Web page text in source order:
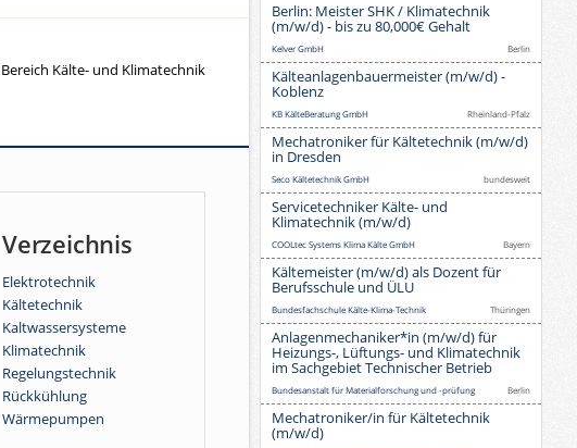
Kälte- und Klimatechnik
Verzeichnis
Elektrotechnik
Kältetechnik
Kaltwassersysteme
Klimatechnik
Regelungstechnik
Rückkühlung
Wärmepumpen
Berlin: Meister SHK / Klimatechnik
(m/w/d) - bis zu 80,000€ Gehalt
Kelver GmbH Berlin
Kälteanlagenbauermeister (m/w/d) -
Koblenz
KB KälteBeratung GmbH Rheinland-Pfalz
Mechatroniker für Kältetechnik (m/w/d)
in Dresden
Seco Kältetechnik GmbH bundesweit
Servicetechniker Kälte- und
Klimatechnik (m/w/d)
COOLtec Systems Klima Kälte GmbH Bayern
Kältemeister (m/w/d) als Dozent für
Berufsschule und ÜLU
Bundesfachschule Kälte-Klima-Technik Thüringen
Anlagenmechaniker*in (m/w/d) für
Heizungs-, Lüftungs- und Klimatechnik
im Sachgebiet Technischer Betrieb
Bundesanstalt für Materialforschung und -prüfung Berlin
Mechatroniker/in für Kältetechnik
(m/w/d)